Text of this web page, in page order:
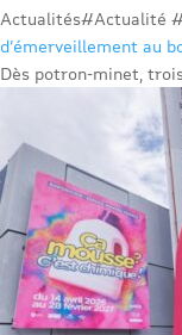
Actualités#Actualité
d’émerveillement au
Dès potron-minet,